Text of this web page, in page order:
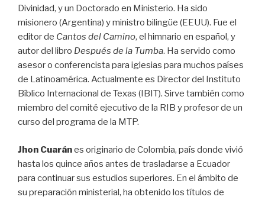
Divinidad, y un Doctorado en Ministerio. Ha sido
misionero (Argentina) y ministro bilingüe (EEUU). Fue el
editor de Cantos del Camino, el himnario en español, y
autor del libro Después de la Tumba. Ha servido como
asesor o conferencista para iglesias para muchos países
de Latinoamérica. Actualmente es Director del Instituto
Bíblico Internacional de Texas (IBIT). Sirve también como
miembro del comité ejecutivo de la RIB y profesor de un
curso del programa de la MTP.
Jhon Cuaránes originario de Colombia, país donde vivió
hasta los quince años antes de trasladarse a Ecuador
para continuar sus estudios superiores. En el ámbito de
su preparación ministerial, ha obtenido los títulos de